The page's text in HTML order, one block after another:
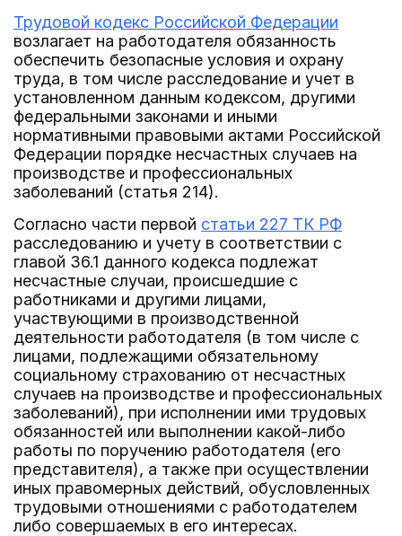
Трудовой кодекс Российской Федерации
возлагает на работодателя обязанность
обеспечить безопасные условия и охрану
труда, в том числе расследование и учет в
установленном данным кодексом, другими
федеральными законами и иными
нормативными правовыми актами Российской
Федерации порядке несчастных случаев на
производстве и профессиональных
заболеваний (статья 214).
Согласно части первой статьи 227 ТК РФ
расследованию и учету в соответствии с
главой 36.1 данного кодекса подлежат
несчастные случаи, происшедшие с
работниками и другими лицами,
участвующими в производственной
деятельности работодателя (в том числе с
лицами, подлежащими обязательному
социальному страхованию от несчастных
случаев на производстве и профессиональных
заболеваний), при исполнении ими трудовых
обязанностей или выполнении какой-либо
работы по поручению работодателя (его
представителя), а также при осуществлении
иных правомерных действий, обусловленных
трудовыми отношениями с работодателем
либо совершаемых в его интересах.